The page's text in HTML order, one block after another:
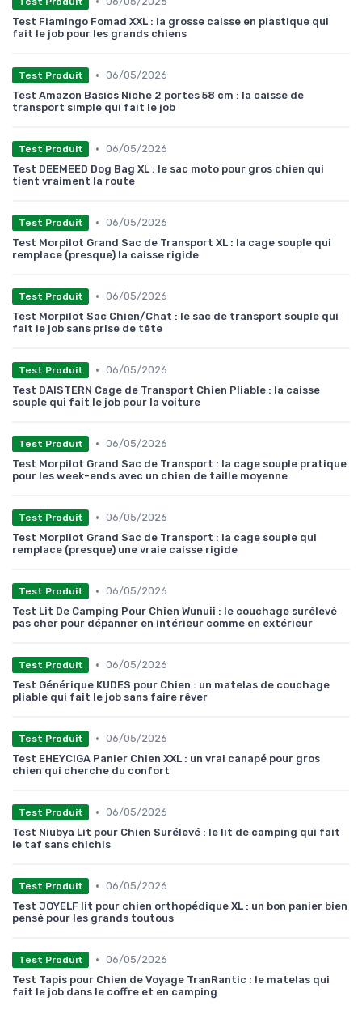
Test Flamingo Fomad XXL : la grosse caisse en plastique qui
fait le job pour les grands chiens
Test Produit • 06/05/2026
Test Amazon Basics Niche 2 portes 58 cm : la caisse de
transport simple qui fait le job
Test Produit • 06/05/2026
Test DEEMEED Dog Bag XL : le sac moto pour gros chien qui
tient vraiment la route
Test Produit • 06/05/2026
Test Morpilot Grand Sac de Transport XL : la cage souple qui
remplace (presque) la caisse rigide
Test Produit • 06/05/2026
Test Morpilot Sac Chien/Chat : le sac de transport souple qui
fait le job sans prise de tête
Test Produit • 06/05/2026
Test DAISTERN Cage de Transport Chien Pliable : la caisse
souple qui fait le job pour la voiture
Test Produit • 06/05/2026
Test Morpilot Grand Sac de Transport : la cage souple pratique
pour les week-ends avec un chien de taille moyenne
Test Produit • 06/05/2026
Test Morpilot Grand Sac de Transport : la cage souple qui
remplace (presque) une vraie caisse rigide
Test Produit • 06/05/2026
Test Lit De Camping Pour Chien Wunuii : le couchage surélevé
pas cher pour dépanner en intérieur comme en extérieur
Test Produit • 06/05/2026
Test Générique KUDES pour Chien : un matelas de couchage
pliable qui fait le job sans faire rêver
Test Produit • 06/05/2026
Test EHEYCIGA Panier Chien XXL : un vrai canapé pour gros
chien qui cherche du confort
Test Produit • 06/05/2026
Test Niubya Lit pour Chien Surélevé : le lit de camping qui fait
le taf sans chichis
Test Produit • 06/05/2026
Test JOYELF lit pour chien orthopédique XL : un bon panier bien
pensé pour les grands toutous
Test Produit • 06/05/2026
Test Tapis pour Chien de Voyage TranRantic : le matelas qui
fait le job dans le coffre et en camping